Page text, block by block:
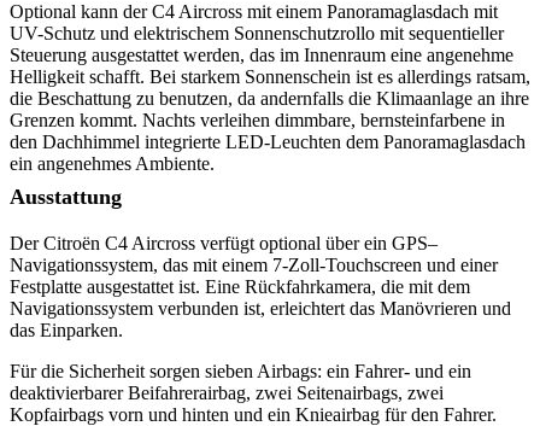
Optional kann der C4 Aircross mit einem Panoramaglasdach mit
UV-Schutz und elektrischem Sonnenschutzrollo mit sequentieller
Steuerung ausgestattet werden, das im Innenraum eine angenehme
Helligkeit schafft. Bei starkem Sonnenschein ist es allerdings ratsam,
die Beschattung zu benutzen, da andernfalls die Klimaanlage an ihre
Grenzen kommt. Nachts verleihen dimmbare, bernsteinfarbene in
den Dachhimmel integrierte LED-Leuchten dem Panoramaglasdach
ein angenehmes Ambiente.
Ausstattung
Der Citroën C4 Aircross verfügt optional über ein GPS–
Navigationssystem, das mit einem 7-Zoll-Touchscreen und einer
Festplatte ausgestattet ist. Eine Rückfahrkamera, die mit dem
Navigationssystem verbunden ist, erleichtert das Manövrieren und
das Einparken.
Für die Sicherheit sorgen sieben Airbags: ein Fahrer- und ein
deaktivierbarer Beifahrerairbag, zwei Seitenairbags, zwei
Kopfairbags vorn und hinten und ein Knieairbag für den Fahrer.